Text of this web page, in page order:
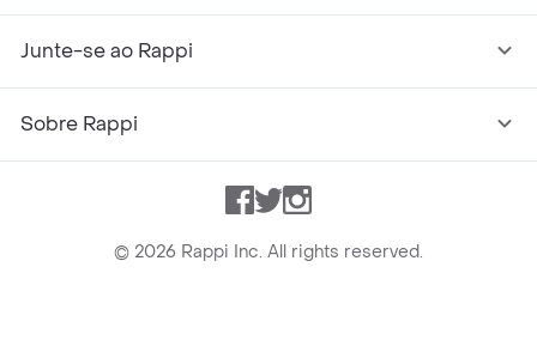
Junte-se ao Rappi
Sobre Rappi
Facebook
TwitterInstagram
© 2026 Rappi Inc. All rights reserved.